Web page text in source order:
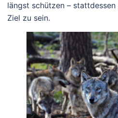
längst schützen –
Ziel zu sein.